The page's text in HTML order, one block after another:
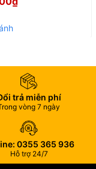
đóng mở nhẹ nhàng,
ăn mòn, chống
chịu được áp lực
Mọi Không Gian
trả miễn phí
vòng 7 ngày
0355 365 936
Hỗ trợ 24/7